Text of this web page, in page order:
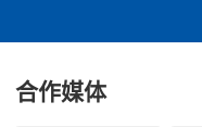
合作媒体